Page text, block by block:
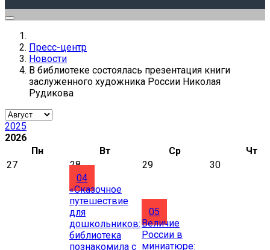
Пресс-центр
Новости
В библиотеке состоялась презентация книги
заслуженного художника России Николая
Рудикова
2025
2026
Пн
Вт Ср
Чт
27
28 29
30
04
«Сказочное
путешествие
для
дошкольников:
библиотека
познакомила с
05
Величие
России в
миниатюре: